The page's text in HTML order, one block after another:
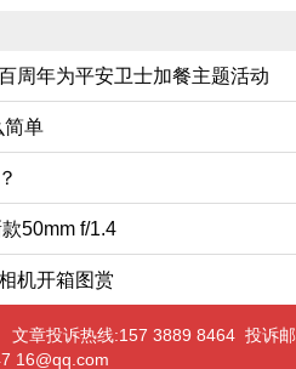
周年为平安卫士加餐主题活动
简单
50mm f/1.4
机开箱图赏
文章投诉热线:157 3889 8464 投诉邮
16@qq.com